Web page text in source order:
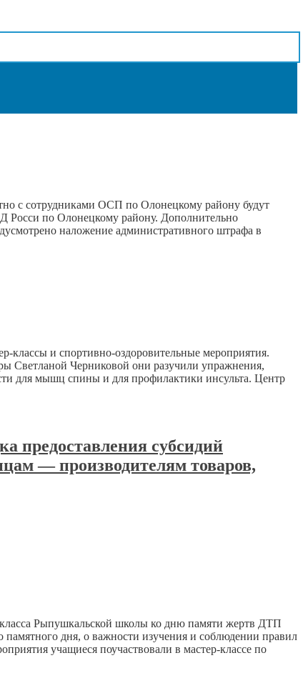
с сотрудниками ОСП по Олонецкому району будут
по Олонецкому району. Дополнительно
наложение административного штрафа в
классы и спортивно-оздоровительные мероприятия.
Светланой Черниковой они разучили упражнения,
для мышц спины и для профилактики инсульта. Центр
предоставления субсидий
— производителям товаров,
Рыпушкальской школы ко дню памяти жертв ДТП
дня, о важности изучения и соблюдении правил
учащиеся поучаствовали в мастер-классе по